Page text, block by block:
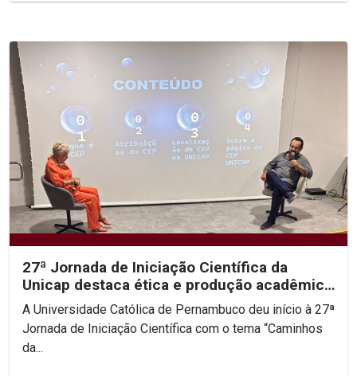
27ª Jornada de Iniciação Científica da
Unicap destaca ética e produção acadêmica
como pilares da...
A Universidade Católica de Pernambuco deu início à 27ª
Jornada de Iniciação Científica com o tema “Caminhos
da...